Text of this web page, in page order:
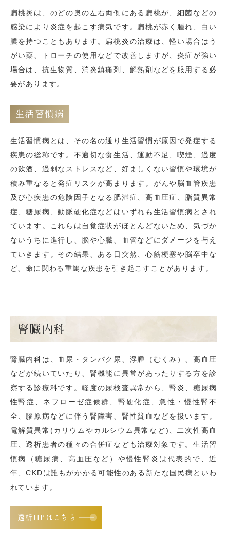
扁桃炎は、のどの奥の左右両側にある扁桃が、細菌などの
感染により炎症を起こす病気です。扁桃が赤く腫れ、白い
膿を持つこともあります。扁桃炎の治療は、軽い場合はう
がい薬、トローチの使用などで改善しますが、炎症が強い
場合は、抗生物質、消炎鎮痛剤、解熱剤などを服用する必
要があります。
生活習慣病
生活習慣病とは、その名の通り生活習慣が原因で発症する
疾患の総称です。不適切な食生活、運動不足、喫煙、過度
の飲酒、過剰なストレスなど、好ましくない習慣や環境が
積み重なると発症リスクが高まります。がんや脳血管疾患
及び心疾患の危険因子となる肥満症、高血圧症、脂質異常
症、糖尿病、動脈硬化症などはいずれも生活習慣病とされ
ています。これらは自覚症状がほとんどないため、気づか
ないうちに進行し、脳や心臓、血管などにダメージを与え
ていきます。その結果、ある日突然、心筋梗塞や脳卒中な
ど、命に関わる重篤な疾患を引き起こすことがあります。
腎臓内科
腎臓内科は、血尿・タンパク尿、浮腫（むくみ）、高血圧
などが続いていたり、腎機能に異常があったりする方を診
察する診療科です。軽度の尿検査異常から、腎炎、糖尿病
性腎症、ネフローゼ症候群、腎硬化症、急性・慢性腎不
全、膠原病などに伴う腎障害、腎性貧血などを扱います。
電解質異常(カリウムやカルシウム異常など)、二次性高血
圧、透析患者の種々の合併症なども治療対象です。生活習
慣病（糖尿病、高血圧など）や慢性腎炎は代表的で、近
年、CKDは誰もがかかる可能性のある新たな国民病といわ
れています。
透析HPはこちら